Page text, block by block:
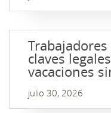
claves
vacaciones
julio 30, 2026